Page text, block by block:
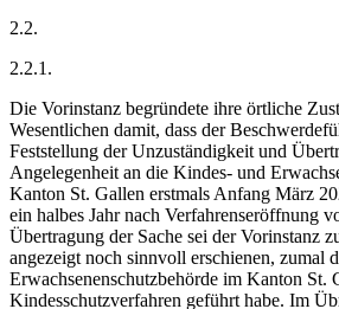
2.2.
2.2.1.
Die Vorinstanz begründete ihre örtliche
Wesentlichen damit, dass der
Feststellung der Unzuständigkeit und
Angelegenheit an die Kindes- und
Kanton St. Gallen erstmals Anfang März
ein halbes Jahr nach Verfahrenseröffnung
Übertragung der Sache sei der Vorinstanz
angezeigt noch sinnvoll erschienen, zumal
Erwachsenenschutzbehörde im Kanton St.
Kindesschutzverfahren geführt habe. Im